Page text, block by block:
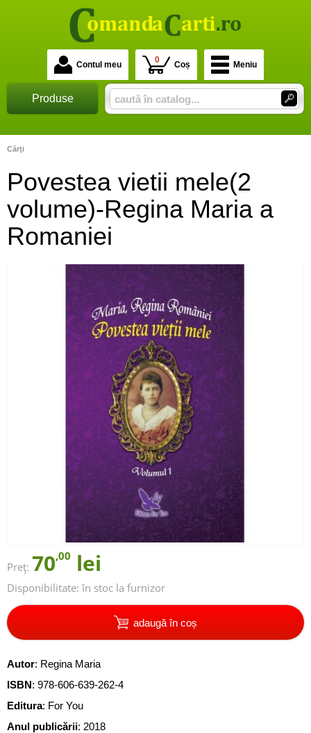
Contul meu 0 Coș Meniu
Produse
Cărţi
Povestea vietii mele(2
volume)-Regina Maria a
Romaniei
Preț: 70,00 lei
Disponibilitate: în stoc la furnizor
adaugă în coș
Autor: Regina Maria
ISBN: 978-606-639-262-4
Editura: For You
Anul publicării: 2018